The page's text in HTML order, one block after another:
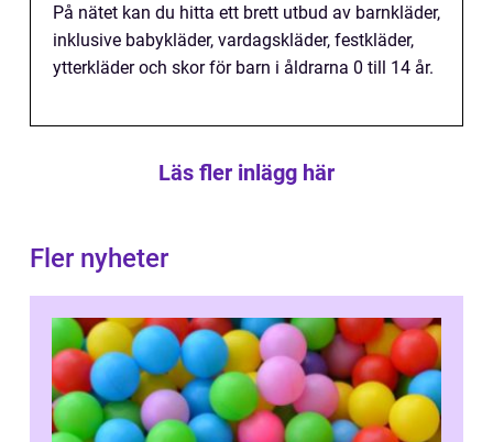
På nätet kan du hitta ett brett utbud av barnkläder,
inklusive babykläder, vardagskläder, festkläder,
ytterkläder och skor för barn i åldrarna 0 till 14 år.
Läs fler inlägg här
Fler nyheter